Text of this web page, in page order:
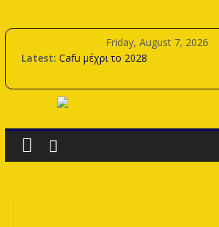
to
Friday, August 7, 2026
Latest: Cafu μέχρι το 2028
Η αποστολή για την προετοιμασία
Samy Merzouk μέχρι το 2029
Lions-
Radio